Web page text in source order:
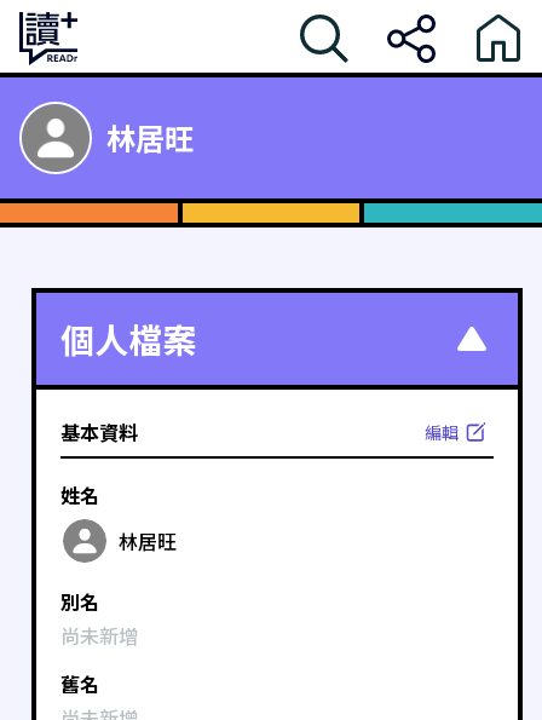
林居旺
個人檔案
基本資料 編輯
姓名
林居旺
別名
尚未新增
舊名